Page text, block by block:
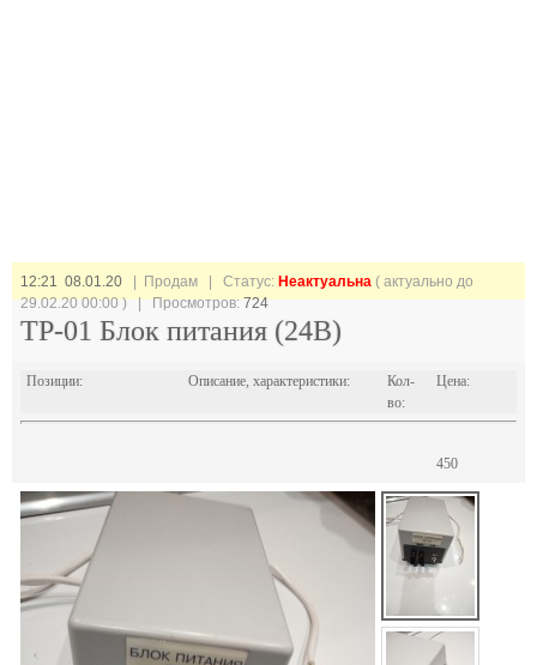
12:21 08.01.20 | Продам | Статус: Неактуальна ( актуально до
29.02.20 00:00 ) | Просмотров:724
ТР-01 Блок питания (24В)
Позиции: Описание, характеристики:
Кол-
во:
Цена:
450